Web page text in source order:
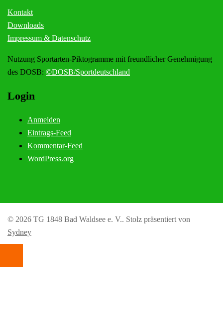
Kontakt
Downloads
Impressum & Datenschutz
Nutzung Sportarten-Piktogramme mit freundlicher Genehmigung
des DOSB: ©DOSB/Sportdeutschland
Login
Anmelden
Eintrags-Feed
Kommentar-Feed
WordPress.org
© 2026 TG 1848 Bad Waldsee e. V.. Stolz präsentiert von
Sydney